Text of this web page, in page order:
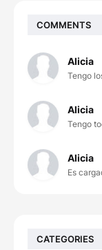
COMMENTS
Alicia
Tengo
Alicia
Tengo
Alicia
Es
CATEGORIES